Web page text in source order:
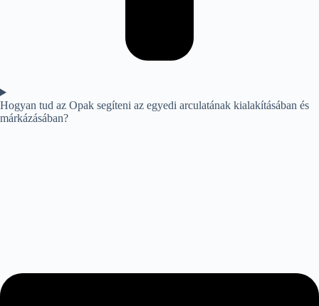
Hogyan tud az Opak segíteni az egyedi arculatának kialakításában és
márkázásában?